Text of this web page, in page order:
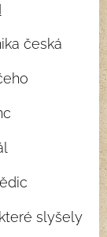
česká
slyšely